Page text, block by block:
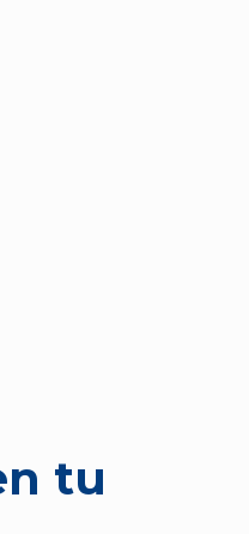
tu